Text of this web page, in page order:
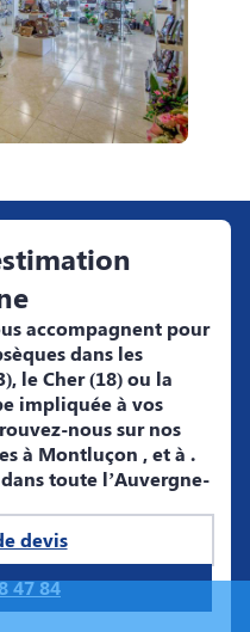
accompagnent pour
dans les
leCher (18)ou la
impliquée à vos
nous sur nos
à Montluçon ,et à .
toute l’Auvergne-
devis
47 84